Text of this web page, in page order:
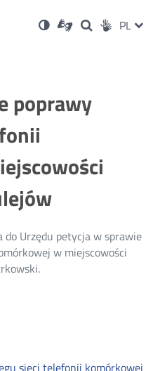
Ustawienia
Wersja
kontrastowa
Dla
niesłyszących
OtwórzOtwórz
w
Otwórz
w
Social PL
poprawy
do Urzędu petycja w sprawie
w miejscowości
sieci telefonii komórkowej